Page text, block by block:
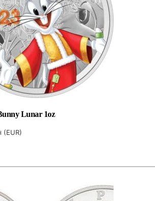
Lunar 1oz
(EUR)